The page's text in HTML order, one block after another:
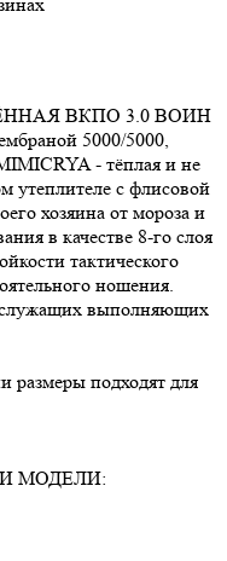
ВКПО 3.0 ВОИН
5000/5000,
- тёплая и не
утеплителе с флисовой
хозяина от мороза и
в качестве 8-го слоя
тактического
ношения.
выполняющих
подходят для
МОДЕЛИ: